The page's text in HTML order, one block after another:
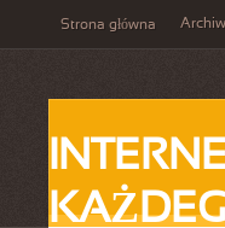
Strona główna